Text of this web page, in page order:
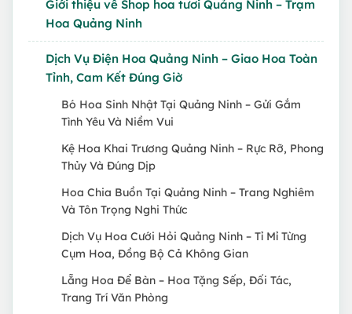
Giới thiệu về Shop hoa tươi Quảng Ninh – Trạm
Hoa Quảng Ninh
Dịch Vụ Điện Hoa Quảng Ninh – Giao Hoa Toàn
Tỉnh, Cam Kết Đúng Giờ
Bó Hoa Sinh Nhật Tại Quảng Ninh – Gửi Gắm
Tình Yêu Và Niềm Vui
Kệ Hoa Khai Trương Quảng Ninh – Rực Rỡ, Phong
Thủy Và Đúng Dịp
Hoa Chia Buồn Tại Quảng Ninh – Trang Nghiêm
Và Tôn Trọng Nghi Thức
Dịch Vụ Hoa Cưới Hỏi Quảng Ninh – Tỉ Mỉ Từng
Cụm Hoa, Đồng Bộ Cả Không Gian
Lẵng Hoa Để Bàn – Hoa Tặng Sếp, Đối Tác,
Trang Trí Văn Phòng